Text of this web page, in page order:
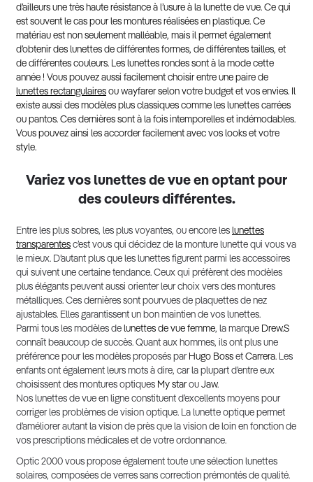
d’ailleurs une très haute résistance à l’usure à la lunette de vue. Ce qui
est souvent le cas pour les montures réalisées en plastique. Ce
matériau est non seulement malléable, mais il permet également
d’obtenir des lunettes de différentes formes, de différentes tailles, et
de différentes couleurs. Les lunettes rondes sont à la mode cette
année ! Vous pouvez aussi facilement choisir entre une paire de
lunettes rectangulaires ou wayfarer selon votre budget et vos envies. Il
existe aussi des modèles plus classiques comme les lunettes carrées
ou pantos. Ces dernières sont à la fois intemporelles et indémodables.
Vous pouvez ainsi les accorder facilement avec vos looks et votre
style.
Variez vos lunettes de vue en optant pour
des couleurs différentes.
Entre les plus sobres, les plus voyantes, ou encore les lunettes
transparentes c’est vous qui décidez de la monture lunette qui vous va
le mieux. D’autant plus que les lunettes figurent parmi les accessoires
qui suivent une certaine tendance. Ceux qui préfèrent des modèles
plus élégants peuvent aussi orienter leur choix vers des montures
métalliques. Ces dernières sont pourvues de plaquettes de nez
ajustables. Elles garantissent un bon maintien de vos lunettes.
Parmi tous les modèles de lunettes de vue femme, la marque Drew.S
connaît beaucoup de succès. Quant aux hommes, ils ont plus une
préférence pour les modèles proposés par Hugo Boss et Carrera. Les
enfants ont également leurs mots à dire, car la plupart d’entre eux
choisissent des montures optiques My starou Jaw.
Nos lunettes de vue en ligne constituent d’excellents moyens pour
corriger les problèmes de vision optique. La lunette optique permet
d’améliorer autant la vision de près que la vision de loin en fonction de
vos prescriptions médicales et de votre ordonnance.
Optic 2000 vous propose également toute une sélection lunettes
solaires, composées de verres sans correction prémontés de qualité.